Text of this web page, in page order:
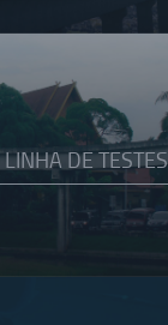
LINHA DE TESTES